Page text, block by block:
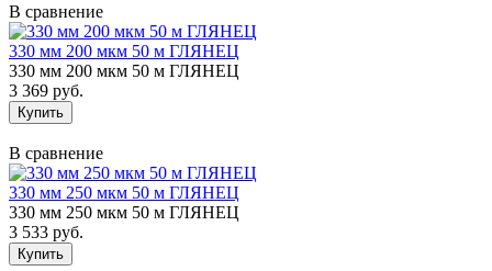
В сравнение
330 мм 200 мкм 50 м ГЛЯНЕЦ
330 мм 200 мкм 50 м ГЛЯНЕЦ
3 369 руб.
В сравнение
330 мм 250 мкм 50 м ГЛЯНЕЦ
330 мм 250 мкм 50 м ГЛЯНЕЦ
3 533 руб.